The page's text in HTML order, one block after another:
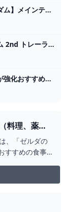
【ゼルダの伝説 ティアーズ オブ ザ キングダム】メインテーマ - YouTube
ゼルダの伝説 ティアーズ オブ ザ キングダム 2nd トレーラー - YouTube
賢者の意志、チューリの次は誰が強化おすすめ？？ - ゼルダの伝説まとめ速報｜ティアキン｜ブレワイ
料理、薬）
、「ゼルダの
すすめの食事
類、といった